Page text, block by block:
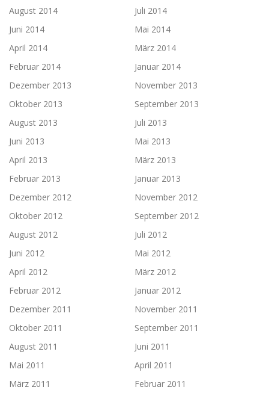
August 2014
Juli 2014
Juni 2014
Mai 2014
April 2014
März 2014
Februar 2014
Januar 2014
Dezember 2013
November 2013
Oktober 2013
September 2013
August 2013
Juli 2013
Juni 2013
Mai 2013
April 2013
März 2013
Februar 2013
Januar 2013
Dezember 2012
November 2012
Oktober 2012
September 2012
August 2012
Juli 2012
Juni 2012
Mai 2012
April 2012
März 2012
Februar 2012
Januar 2012
Dezember 2011
November 2011
Oktober 2011
September 2011
August 2011
Juni 2011
Mai 2011
April 2011
März 2011
Februar 2011